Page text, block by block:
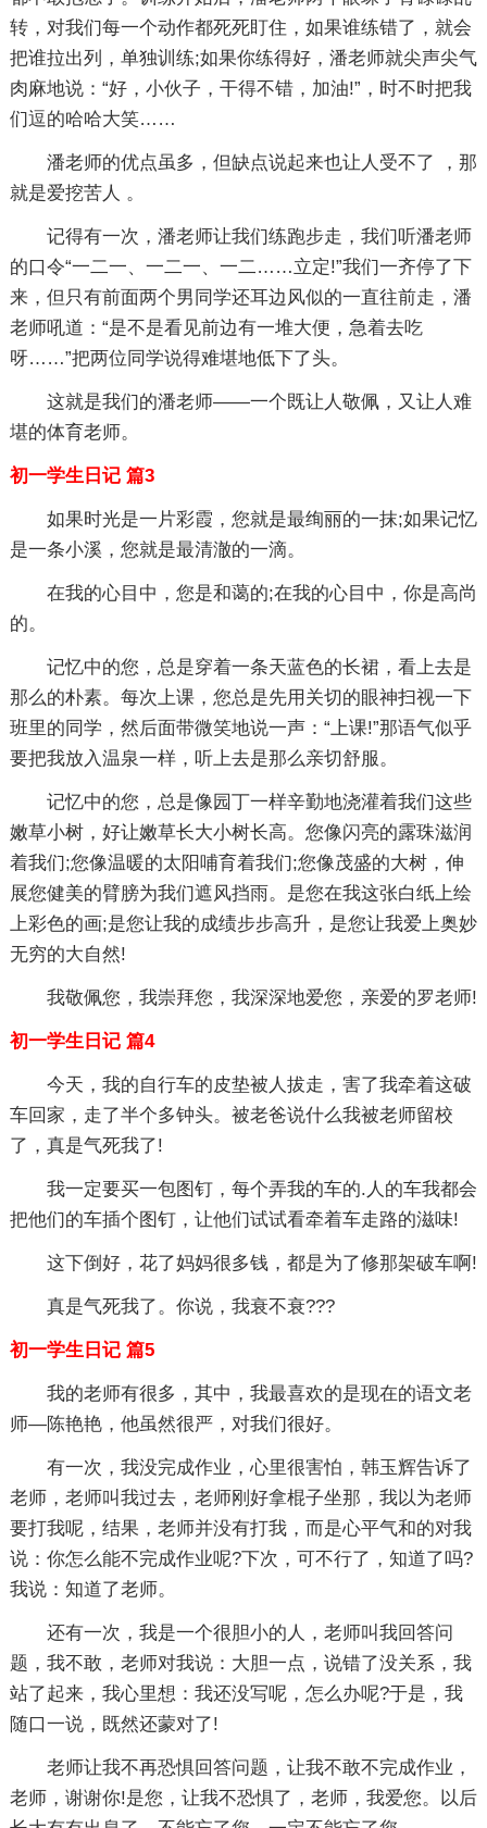
转，对我们每一个动作都死死盯住，如果谁练错了，就会
把谁拉出列，单独训练;如果你练得好，潘老师就尖声尖气
肉麻地说：“好，小伙子，干得不错，加油!”，时不时把我
们逗的哈哈大笑……
潘老师的优点虽多，但缺点说起来也让人受不了 ，那
就是爱挖苦人 。
记得有一次，潘老师让我们练跑步走，我们听潘老师
的口令“一二一、一二一、一二……立定!”我们一齐停了下
来，但只有前面两个男同学还耳边风似的一直往前走，潘
老师吼道：“是不是看见前边有一堆大便，急着去吃
呀……”把两位同学说得难堪地低下了头。
这就是我们的潘老师——一个既让人敬佩，又让人难
堪的体育老师。
初一学生日记 篇3
如果时光是一片彩霞，您就是最绚丽的一抹;如果记忆
是一条小溪，您就是最清澈的一滴。
在我的心目中，您是和蔼的;在我的心目中，你是高尚
的。
记忆中的您，总是穿着一条天蓝色的长裙，看上去是
那么的朴素。每次上课，您总是先用关切的眼神扫视一下
班里的同学，然后面带微笑地说一声：“上课!”那语气似乎
要把我放入温泉一样，听上去是那么亲切舒服。
记忆中的您，总是像园丁一样辛勤地浇灌着我们这些
嫩草小树，好让嫩草长大小树长高。您像闪亮的露珠滋润
着我们;您像温暖的太阳哺育着我们;您像茂盛的大树，伸
展您健美的臂膀为我们遮风挡雨。是您在我这张白纸上绘
上彩色的画;是您让我的成绩步步高升，是您让我爱上奥妙
无穷的大自然!
我敬佩您，我崇拜您，我深深地爱您，亲爱的罗老师!
初一学生日记 篇4
今天，我的自行车的皮垫被人拔走，害了我牵着这破
车回家，走了半个多钟头。被老爸说什么我被老师留校
了，真是气死我了!
我一定要买一包图钉，每个弄我的车的.人的车我都会
把他们的车插个图钉，让他们试试看牵着车走路的滋味!
这下倒好，花了妈妈很多钱，都是为了修那架破车啊!
真是气死我了。你说，我衰不衰???
初一学生日记 篇5
我的老师有很多，其中，我最喜欢的是现在的语文老
师—陈艳艳，他虽然很严，对我们很好。
有一次，我没完成作业，心里很害怕，韩玉辉告诉了
老师，老师叫我过去，老师刚好拿棍子坐那，我以为老师
要打我呢，结果，老师并没有打我，而是心平气和的对我
说：你怎么能不完成作业呢?下次，可不行了，知道了吗?
我说：知道了老师。
还有一次，我是一个很胆小的人，老师叫我回答问
题，我不敢，老师对我说：大胆一点，说错了没关系，我
站了起来，我心里想：我还没写呢，怎么办呢?于是，我
随口一说，既然还蒙对了!
老师让我不再恐惧回答问题，让我不敢不完成作业，
老师，谢谢你!是您，让我不恐惧了，老师，我爱您。以后